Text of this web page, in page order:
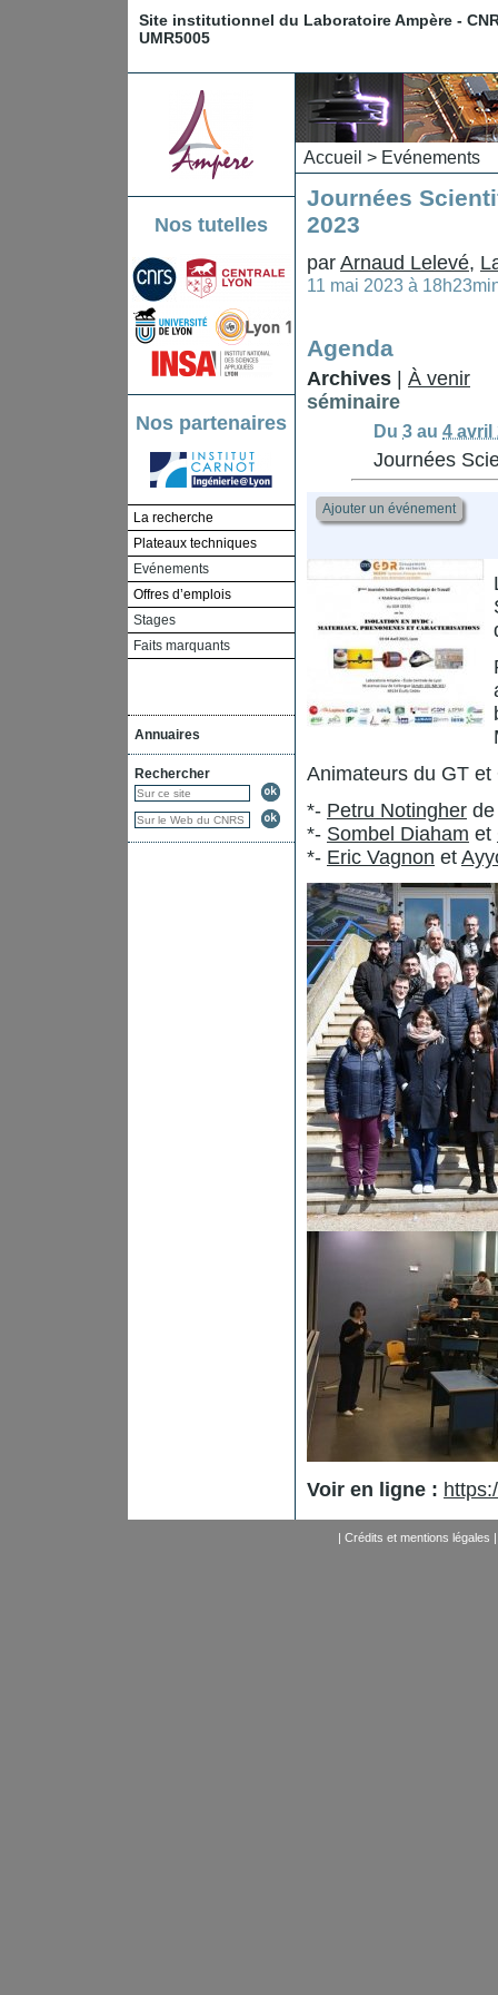
Site institutionnel du Laboratoire Ampère -
UMR5005
Nos tutelles
Nos partenaires
La recherche
Plateaux techniques
Evénements
Offres d’emplois
Stages
Faits marquants
Annuaires
Rechercher
Accueil > Evénements
Journées
2023
par Arnaud Lelevé,
11 mai 2023 à
Agenda
Archives
À venir
séminaire
Du 3 au 4 avril
Journées
Ajouter un événement
Animateurs du GT
*- Petru Notingher de
*- Sombel Diaham et
*- Eric Vagnon et
Voir en ligne :
| Crédits et mentions légales